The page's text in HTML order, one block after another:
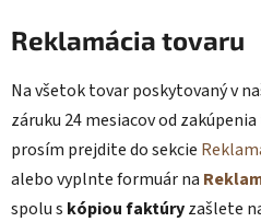
Reklamácia tovaru
Na všetok tovar poskytovaný v
záruku 24 mesiacov od
prosím prejdite do sekcie
alebo vyplnte formuár na
spolu s kópiou faktúryzašlete